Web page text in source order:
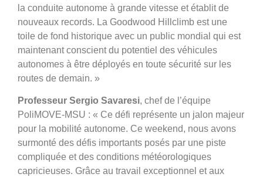
la conduite autonome à grande vitesse et établit de
nouveaux records. La Goodwood Hillclimb est une
toile de fond historique avec un public mondial qui est
maintenant conscient du potentiel des véhicules
autonomes à être déployés en toute sécurité sur les
routes de demain. »
Professeur Sergio Savaresi, chef de l’équipe
PoliMOVE-MSU : « Ce défi représente un jalon majeur
pour la mobilité autonome. Ce weekend, nous avons
surmonté des défis importants posés par une piste
compliquée et des conditions météorologiques
capricieuses. Grâce au travail exceptionnel et aux